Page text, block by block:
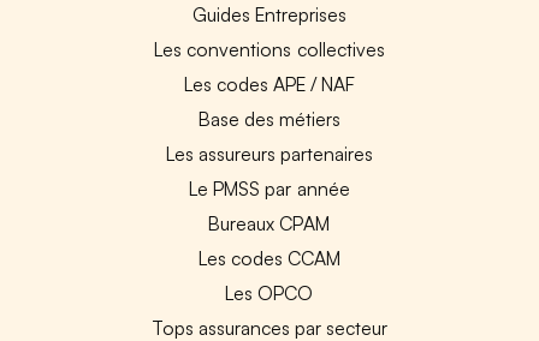
Guides Entreprises
Les conventions collectives
Les codes APE / NAF
Base des métiers
Les assureurs partenaires
Le PMSS par année
Bureaux CPAM
Les codes CCAM
Les OPCO
Tops assurances par secteur